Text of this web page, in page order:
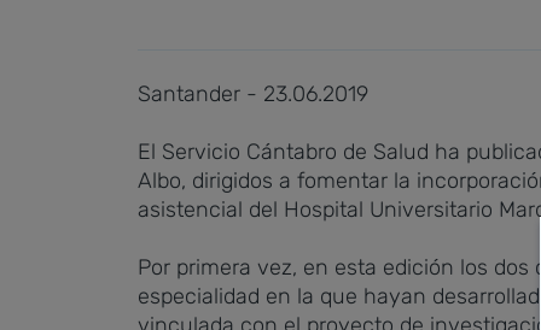
Santander - 23.06.2019
El Servicio Cántabro de Salud ha
Albo, dirigidos a fomentar la
asistencial del Hospital Universitario
Por primera vez, en esta edición los
especialidad en la que hayan